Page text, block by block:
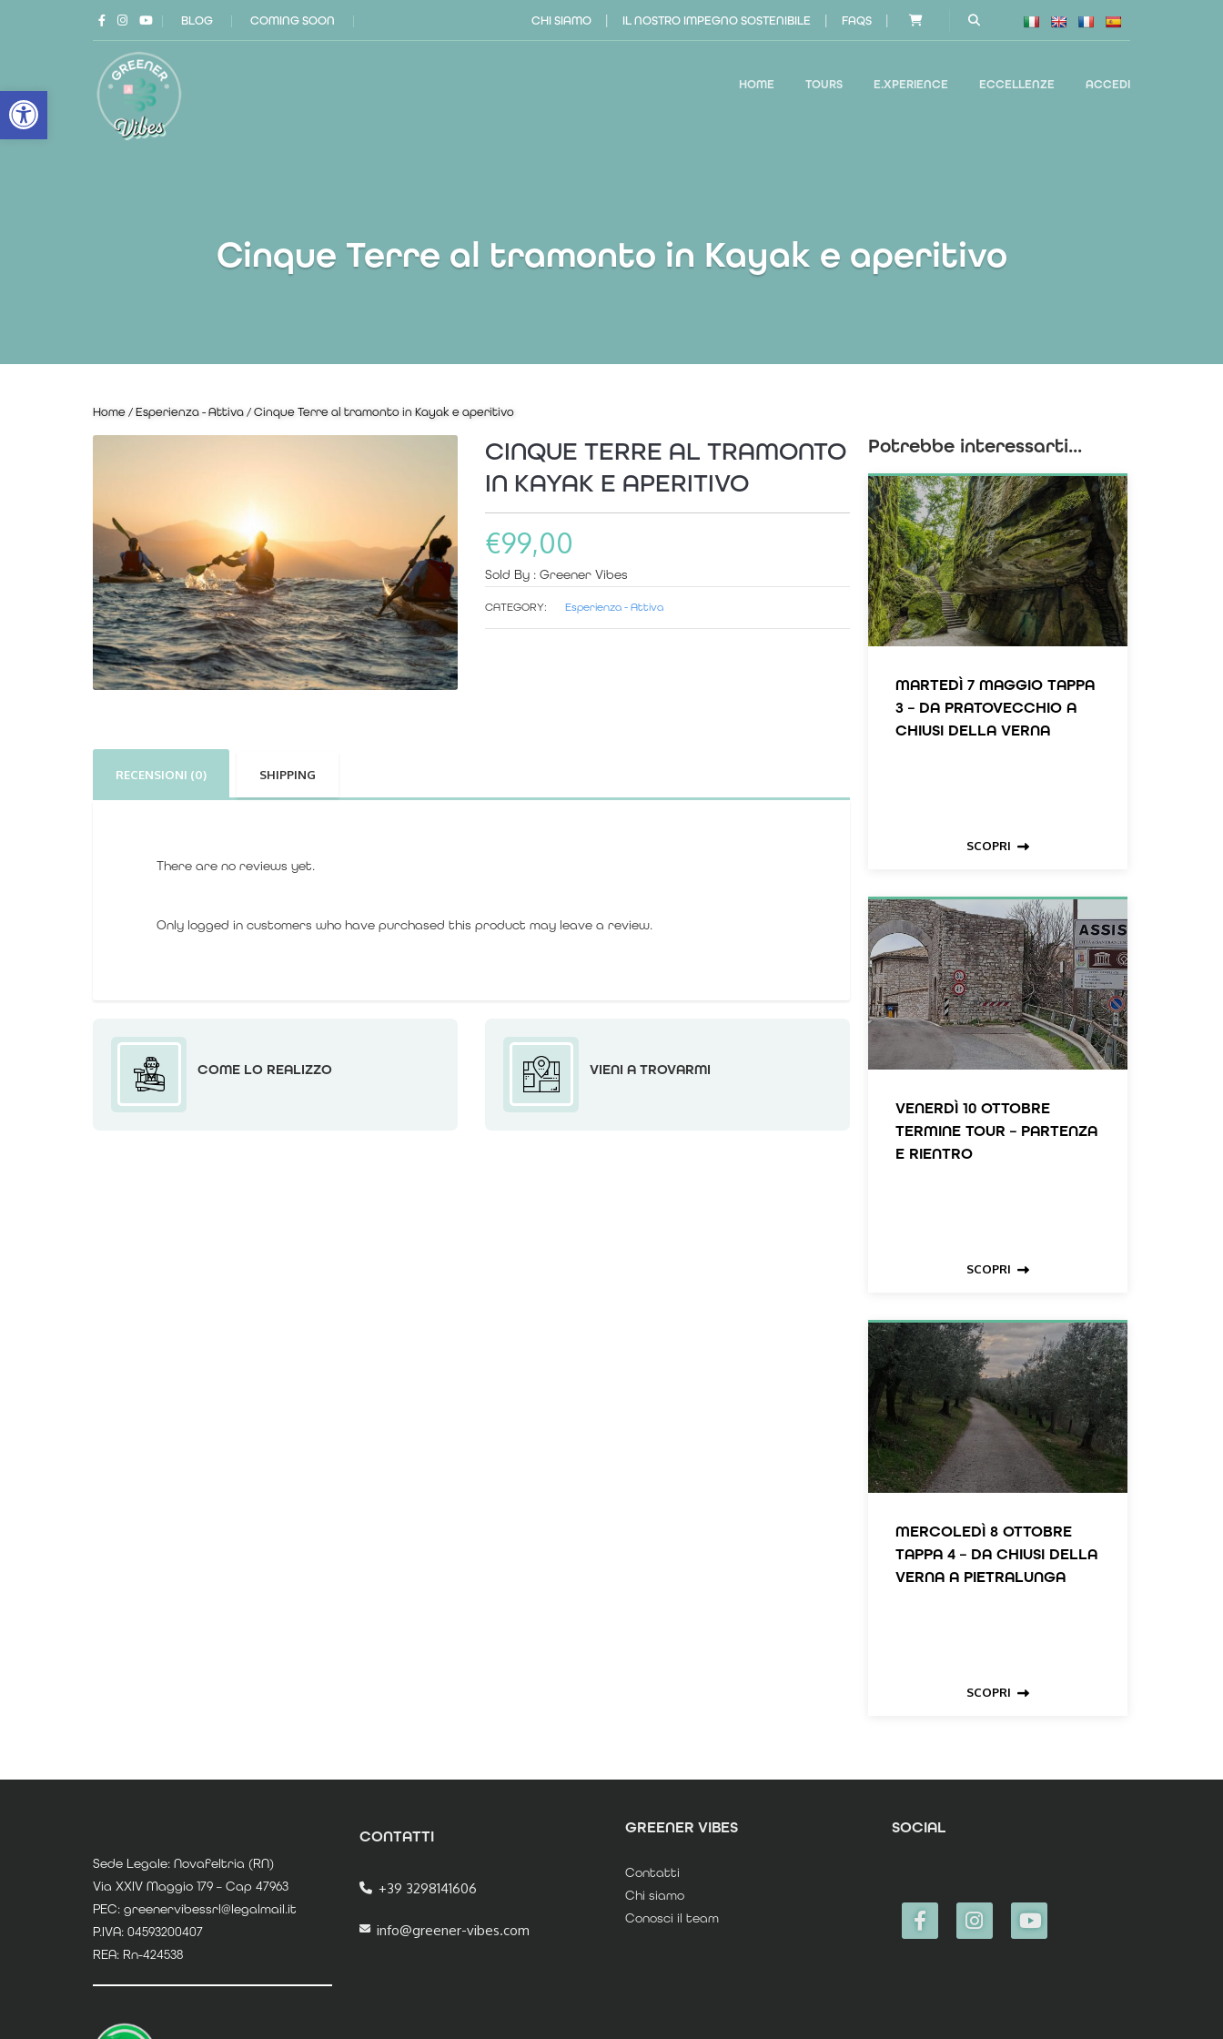
Open toolbar
BLOG COMING SOON CHI SIAMO IL NOSTRO IMPEGNO SOSTENIBILE FAQS
HOME TOURS E.XPERIENCE ECCELLENZE ACCEDI
Cinque Terre al tramonto in Kayak e aperitivo
Home / Esperienza - Attiva / Cinque Terre al tramonto in Kayak e aperitivo
CINQUE TERRE AL TRAMONTO
IN KAYAK E APERITIVO
€99,00
Sold By : Greener Vibes
CATEGORY: Esperienza - Attiva
RECENSIONI (0) SHIPPING
There are no reviews yet.
Only logged in customers who have purchased this product may leave a review.
COME LO REALIZZO VIENI A TROVARMI
Potrebbe interessarti...
MARTEDÌ 7 MAGGIO TAPPA
3 – DA PRATOVECCHIO A
CHIUSI DELLA VERNA
SCOPRI
VENERDÌ 10 OTTOBRE
TERMINE TOUR – PARTENZA
E RIENTRO
SCOPRI
MERCOLEDÌ 8 OTTOBRE
TAPPA 4 – DA CHIUSI DELLA
VERNA A PIETRALUNGA
SCOPRI
Sede Legale: Novafeltria (RN)
Via XXIV Maggio 179 – Cap 47963
PEC: greenervibessrl@legalmail.it
P.IVA: 04593200407
REA: Rn-424538
CONTATTI
+39 3298141606
info@greener-vibes.com
GREENER VIBES
Contatti
Chi siamo
Conosci il team
SOCIAL